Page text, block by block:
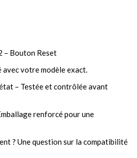
– Bouton Reset
votre modèle exact.
– Testée et contrôlée avant
renforcé pour une
? Une question sur la compatibilité